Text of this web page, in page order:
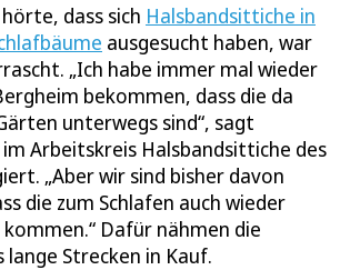
dass sich Halsbandsittiche in
ausgesucht haben, war
„Ich habe immer mal wieder
bekommen, dass die da
unterwegs sind“, sagt
Arbeitskreis Halsbandsittiche des
„Aber wir sind bisher davon
die zum Schlafen auch wieder
Dafür nähmen die
lange Strecken in Kauf.